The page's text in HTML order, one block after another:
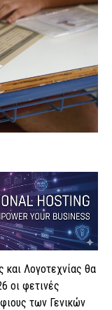
Λογοτεχνίας θα
οι φετινές
των Γενικών